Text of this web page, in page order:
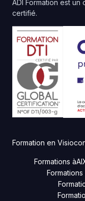
ADI Formation est
certifié.
Formation en
Formations à
Formations